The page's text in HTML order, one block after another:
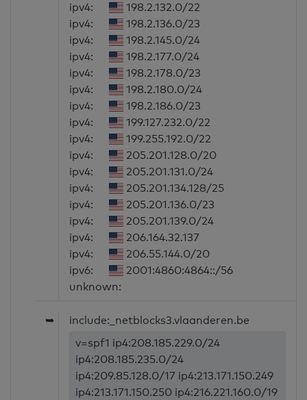
ipv4:
198.2.132.0/22
ipv4:
198.2.136.0/23
ipv4:
198.2.145.0/24
ipv4:
198.2.177.0/24
ipv4:
198.2.178.0/23
ipv4:
198.2.180.0/24
ipv4:
198.2.186.0/23
ipv4:
199.127.232.0/22
ipv4:
199.255.192.0/22
ipv4:
205.201.128.0/20
ipv4:
205.201.131.0/24
ipv4:
205.201.134.128/25
ipv4:
205.201.136.0/23
ipv4:
205.201.139.0/24
ipv4:
206.164.32.137
ipv4:
206.55.144.0/20
ipv6:
2001:4860:4864::/56
unknown:
➥
include:_netblocks3.vlaanderen.be
v=spf1 ip4:208.185.229.0/24
ip4:208.185.235.0/24
ip4:209.85.128.0/17 ip4:213.171.150.249
ip4:213.171.150.250 ip4:216.221.160.0/19